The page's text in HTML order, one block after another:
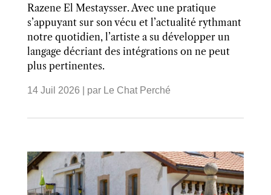
Razene El Mestaysser. Avec une pratique
s’appuyant sur son vécu et l’actualité rythmant
notre quotidien, l’artiste a su développer un
langage décriant des intégrations on ne peut
plus pertinentes.
14 Juil 2026 | par Le Chat Perché